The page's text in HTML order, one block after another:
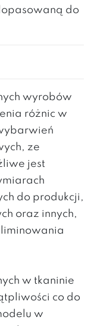
do
wyrobów
różnic w
ze
jest
do produkcji,
oraz innych,
w tkaninie
co do
w